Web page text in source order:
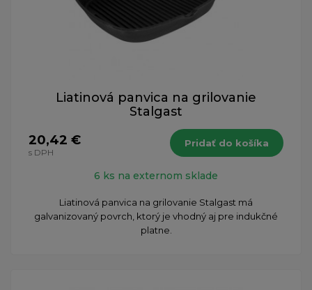
Liatinová panvica na grilovanie
Stalgast
20,42 €
s DPH
Pridať do košíka
6 ks na externom sklade
Liatinová panvica na grilovanie Stalgast má
galvanizovaný povrch, ktorý je vhodný aj pre indukčné
platne.